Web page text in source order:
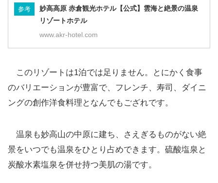
参考
妙高高原 赤倉観光ホテル【公式】雲海と絶景の温泉
リゾートホテル
www.akr-hotel.com
このリゾートは1泊では足りません。とにかく食事
のバリエーションが豊富で、フレンチ、寿司、ダイニ
ングの創作洋食料理となんでもござれです。
温泉も妙高山の中原に建ち、さえぎるものがない絶
景をいつでも温泉をひとり占めできます。硫酸塩泉と
炭酸水素塩泉を併せ持つ美肌の湯です。